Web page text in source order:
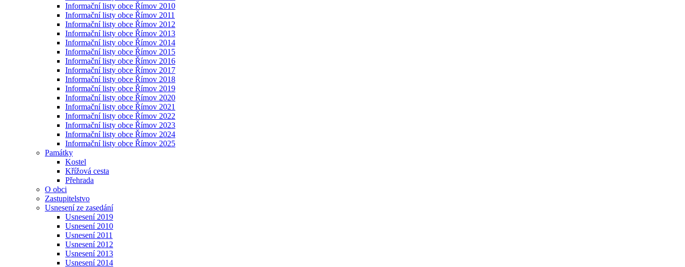
Informační listy obce Římov 2010
Informační listy obce Římov 2011
Informační listy obce Římov 2012
Informační listy obce Římov 2013
Informační listy obce Římov 2014
Informační listy obce Římov 2015
Informační listy obce Římov 2016
Informační listy obce Římov 2017
Informační listy obce Římov 2018
Informační listy obce Římov 2019
Informační listy obce Římov 2020
Informační listy obce Římov 2021
Informační listy obce Římov 2022
Informační listy obce Římov 2023
Informační listy obce Římov 2024
Informační listy obce Římov 2025
Památky
Kostel
Křížová cesta
Přehrada
O obci
Zastupitelstvo
Usnesení ze zasedání
Usnesení 2019
Usnesení 2010
Usnesení 2011
Usnesení 2012
Usnesení 2013
Usnesení 2014